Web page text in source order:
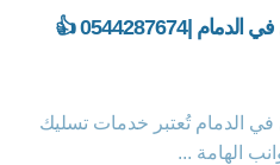
|0544287674 👍
الدمام تُعتبر خدمات تسليك
الهامة ...